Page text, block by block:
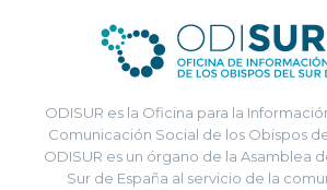
ODISUR es la Oficina para la
Comunicación Social de los Obispos
ODISUR es un órgano de la Asamblea
Sur de España al servicio de la